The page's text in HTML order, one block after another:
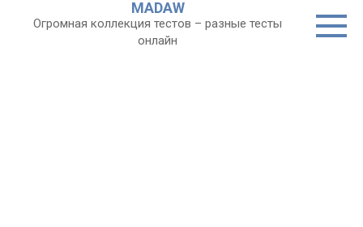
MADAW
Огромная коллекция тестов – разные тесты
онлайн